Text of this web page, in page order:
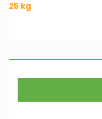
25 kg